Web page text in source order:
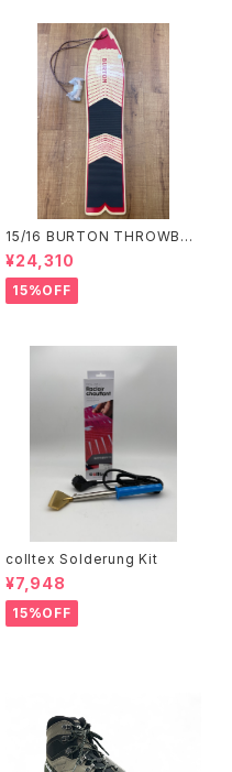
15/16 BURTON THROWBAC
K 130
¥24,310
15%OFF
colltex Solderung Kit
¥7,948
15%OFF